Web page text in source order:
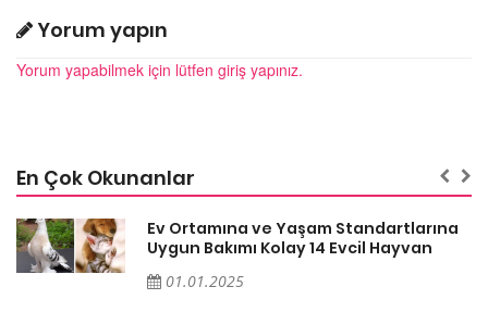
Yorum yapın
Yorum yapabilmek için lütfen giriş yapınız.
En Çok Okunanlar
Ev Ortamına ve Yaşam Standartlarına
Uygun Bakımı Kolay 14 Evcil Hayvan
01.01.2025